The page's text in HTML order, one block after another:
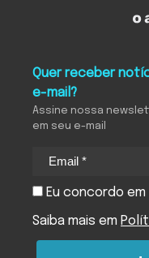
Quer receber
e-mail?
Assine nossa
em seu e-mail
Eu concordo
Saiba mais em